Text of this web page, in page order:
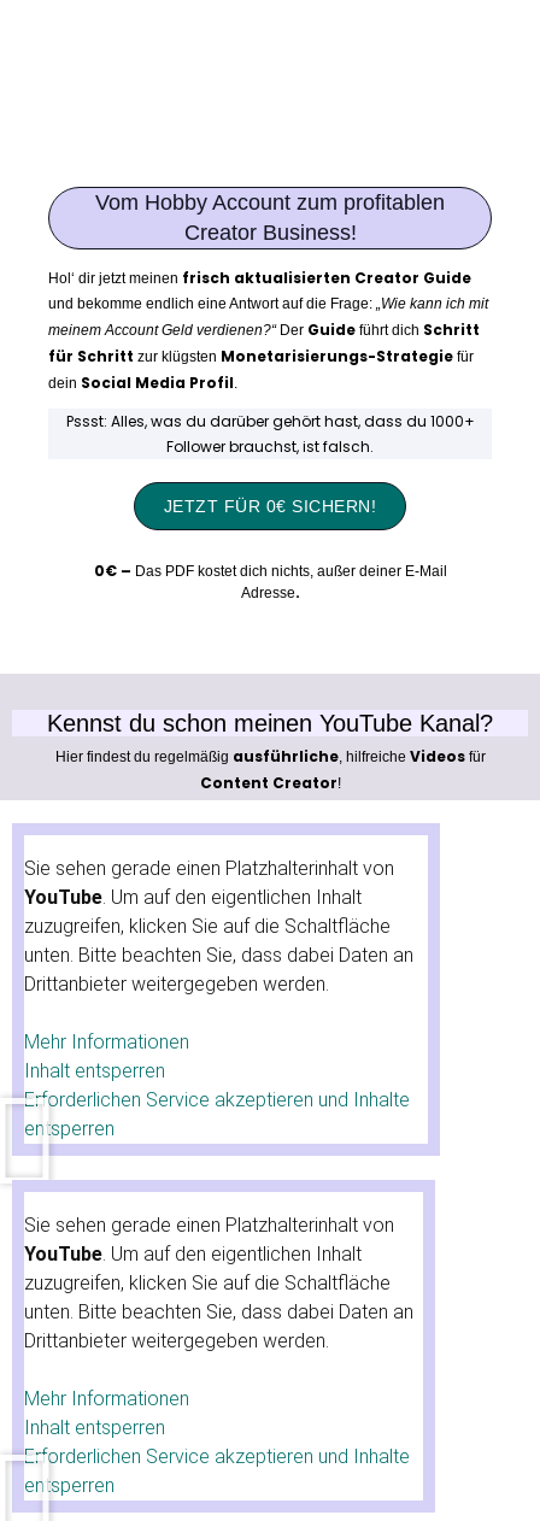
Vom Hobby Account zum profitablen
Creator Business!
Hol‘ dir jetzt meinen frisch aktualisierten Creator Guide
und bekomme endlich eine Antwort auf die Frage: „Wie kann ich mit
meinem Account Geld verdienen?“ Der Guide führt dich Schritt
für Schritt zur klügsten Monetarisierungs-Strategie für
dein Social Media Profil.
Pssst: Alles, was du darüber gehört hast, dass du 1000+
Follower brauchst, ist falsch.
JETZT FÜR 0€ SICHERN!
0€ – Das PDF kostet dich nichts, außer deiner E-Mail
Adresse.
Kennst du schon meinen YouTube Kanal?
Hier findest du regelmäßig ausführliche, hilfreiche Videosfür
Content Creator!
Sie sehen gerade einen Platzhalterinhalt von
YouTube . Um auf den eigentlichen Inhalt
zuzugreifen, klicken Sie auf die Schaltfläche
unten. Bitte beachten Sie, dass dabei Daten an
Drittanbieter weitergegeben werden.
Mehr Informationen
Inhalt entsperren
Erforderlichen Service akzeptieren und Inhalte
entsperren
Sie sehen gerade einen Platzhalterinhalt von
YouTube . Um auf den eigentlichen Inhalt
zuzugreifen, klicken Sie auf die Schaltfläche
unten. Bitte beachten Sie, dass dabei Daten an
Drittanbieter weitergegeben werden.
Mehr Informationen
Inhalt entsperren
Erforderlichen Service akzeptieren und Inhalte
entsperren